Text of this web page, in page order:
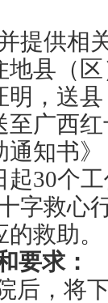
提供相
地县（
明 ，送
广西
知书
30个
字救心
救助。
要求：
后，将